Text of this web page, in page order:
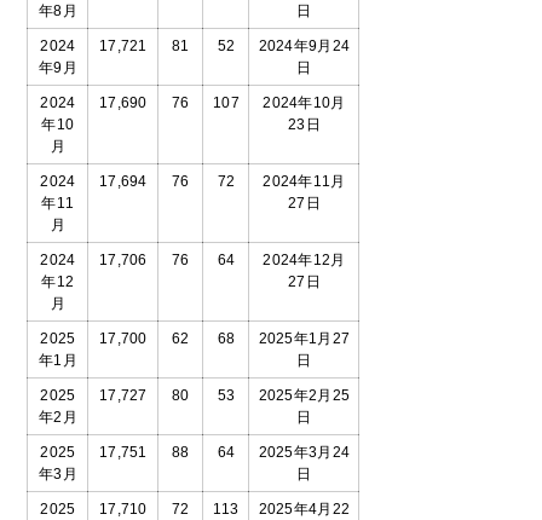
年8月
日
2024
年9月
17,721 81 52
2024年9月24
日
2024
年10
月
17,690 76 107
2024年10月
23日
2024
年11
月
17,694 76 72
2024年11月
27日
2024
年12
月
17,706 76 64
2024年12月
27日
2025
年1月
17,700 62 68
2025年1月27
日
2025
年2月
17,727 80 53
2025年2月25
日
2025
年3月
17,751 88 64
2025年3月24
日
2025
17,710 72 113
2025年4月22